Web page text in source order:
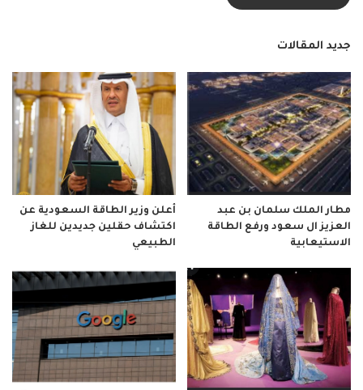
جديد المقالات
مطار الملك سلمان بن عبد
العزيز ال سعود ورفع الطاقة
الاستيعابية
أعلن وزير الطاقة السعودية عن
اكتشاف حقلين جديدين للغاز
الطبيعي